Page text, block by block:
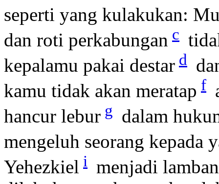
seperti yang kulakukan:
dan roti perkabungan c
kepalamu pakai destar d
kamu tidak akan meratap f
hancur lebur g dalam
mengeluh seorang kepada
Yehezkiel i menjadi